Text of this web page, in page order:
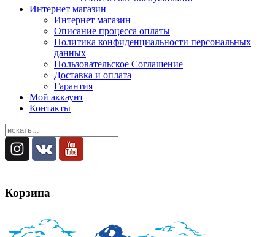
Интернет магазин
Интернет магазин
Описание процесса оплаты
Политика конфиденциальности персональных
данных
Пользовательское Соглашение
Доставка и оплата
Гарантия
Мой аккаунт
Контакты
Корзина